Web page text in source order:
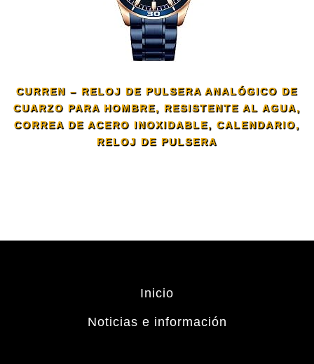
CURREN – RELOJ DE PULSERA ANALÓGICO DE
CUARZO PARA HOMBRE, RESISTENTE AL AGUA,
CORREA DE ACERO INOXIDABLE, CALENDARIO,
RELOJ DE PULSERA
Inicio
Noticias e información